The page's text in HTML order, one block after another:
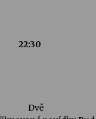
22:30
Dvě